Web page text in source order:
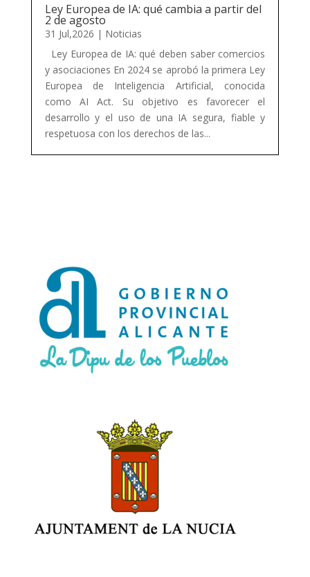
Ley Europea de IA: qué cambia a partir del
2 de agosto
31 Jul,2026 | Noticias
Ley Europea de IA: qué deben saber comercios
y asociaciones En 2024 se aprobó la primera Ley
Europea de Inteligencia Artificial, conocida
como AI Act. Su objetivo es favorecer el
desarrollo y el uso de una IA segura, fiable y
respetuosa con los derechos de las...